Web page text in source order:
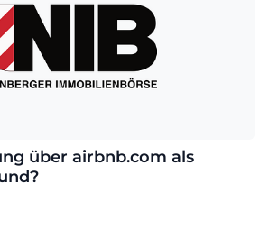
über airbnb.com als